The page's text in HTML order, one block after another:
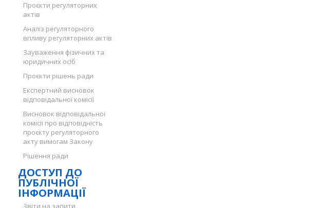
Проєкти регуляторних
актів
Аналіз регуляторного
впливу регуляторних актів
Зауваження фізичних та
юридичних осіб
Проєкти рішень ради
Експертний висновок
відповідальної комісії
Висновок відповідальної
комісії про відповідність
проєкту регуляторного
акту вимогам Закону
Рішення ради
ДОСТУП ДО
ПУБЛІЧНОЇ
ІНФОРМАЦІЇ
Звіти на запити